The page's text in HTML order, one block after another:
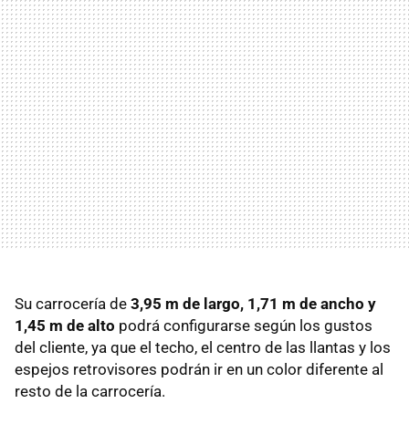
Su carrocería de 3,95 m de largo, 1,71 m de ancho y
1,45 m de alto podrá configurarse según los gustos
del cliente, ya que el techo, el centro de las llantas y los
espejos retrovisores podrán ir en un color diferente al
resto de la carrocería.